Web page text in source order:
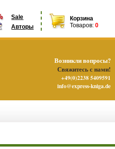
Sale
Авторы
Корзина
Товаров: 0
Возникли вопросы?
Свяжитесь с нами!
+49(0)2238 5409591
info@express-kniga.de